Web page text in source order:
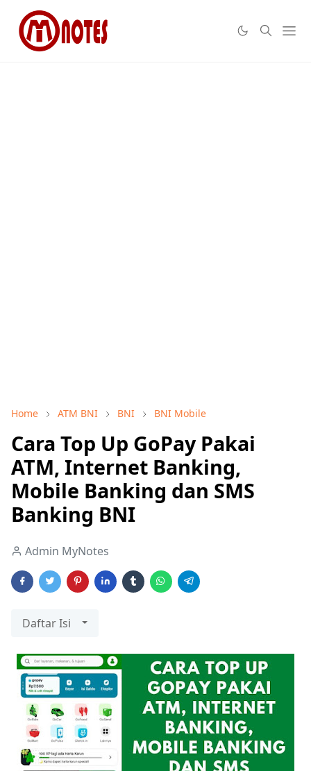
Home ATM BNI BNI BNI Mobile
Cara Top Up GoPay Pakai
ATM, Internet Banking,
Mobile Banking dan SMS
Banking BNI
Admin MyNotes
Daftar Isi